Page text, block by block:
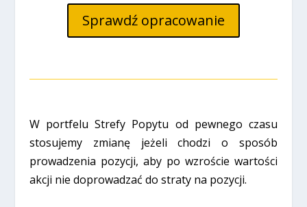
Sprawdź opracowanie
W portfelu Strefy Popytu od pewnego czasu
stosujemy zmianę jeżeli chodzi o sposób
prowadzenia pozycji, aby po wzroście wartości
akcji nie doprowadzać do straty na pozycji.